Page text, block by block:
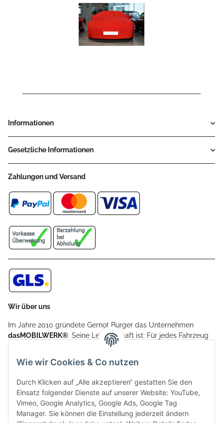
Informationen
Gesetzliche Informationen
Zahlungen und Versand
Wir über uns
Im Jahre 2010 gründete Gernot Burger das Unternehmen
dasMOBILWERK®. Seine Leidenschaft ist: Für jedes Fahrzeug
ein Car Cover anzubieten - passgenau und individuell.
Aufgrund der vielen positiven Kundenrückmeldungen kamen
weitere Produkte, wie Reifenschuhe, Hardtopständer hinzu.
Seine Reifenschoner werden in Deutschland produziert und
sind mit hochwertigen Techniken und Materialien gefertigt.
dasMOBILWERK® ist seit der Gründung ein
Familienunternehmen, welches sich seit 2010 auf
Wie wir Cookies & Co nutzen
Durch Klicken auf „Alle akzeptieren“ gestatten Sie den
Einsatz folgender Dienste auf unserer Website: YouTube,
Vimeo, Google Analytics, Google Ads, Google Tag
Manager. Sie können die Einstellung jederzeit ändern